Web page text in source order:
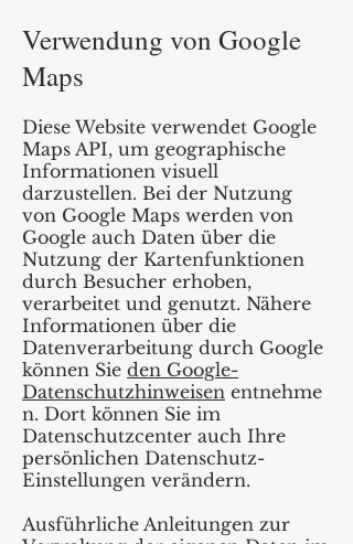
Verwendung von Google
Maps
Diese Website verwendet Google
Maps API, um geographische
Informationen visuell
darzustellen. Bei der Nutzung
von Google Maps werden von
Google auch Daten über die
Nutzung der Kartenfunktionen
durch Besucher erhoben,
verarbeitet und genutzt. Nähere
Informationen über die
Datenverarbeitung durch Google
können Sie den Google-
Datenschutzhinweisen entnehme
n. Dort können Sie im
Datenschutzcenter auch Ihre
persönlichen Datenschutz-
Einstellungen verändern.
Ausführliche Anleitungen zur